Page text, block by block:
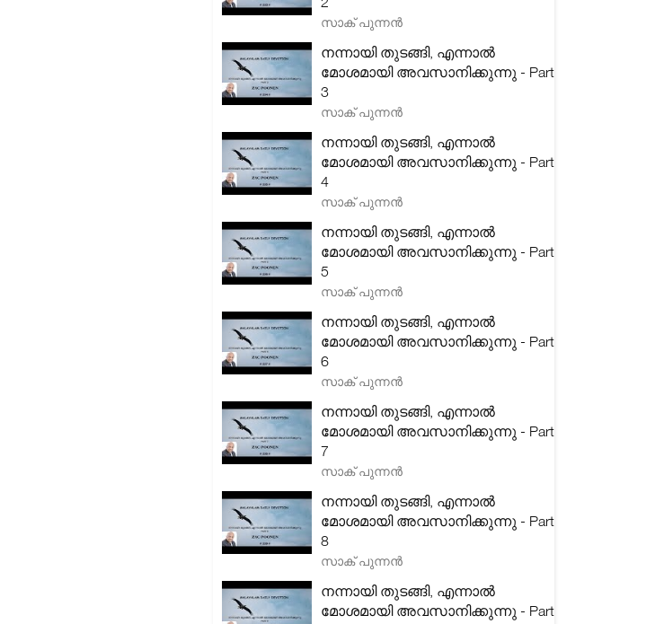
സാക് പുന്നൻ
നന്നായി തുടങ്ങി, എന്നാൽ
മോശമായി അവസാനിക്കുന്നു - Part
3
സാക് പുന്നൻ
നന്നായി തുടങ്ങി, എന്നാൽ
മോശമായി അവസാനിക്കുന്നു - Part
4
സാക് പുന്നൻ
നന്നായി തുടങ്ങി, എന്നാൽ
മോശമായി അവസാനിക്കുന്നു - Part
5
സാക് പുന്നൻ
നന്നായി തുടങ്ങി, എന്നാൽ
മോശമായി അവസാനിക്കുന്നു - Part
6
സാക് പുന്നൻ
നന്നായി തുടങ്ങി, എന്നാൽ
മോശമായി അവസാനിക്കുന്നു - Part
7
സാക് പുന്നൻ
നന്നായി തുടങ്ങി, എന്നാൽ
മോശമായി അവസാനിക്കുന്നു - Part
8
സാക് പുന്നൻ
നന്നായി തുടങ്ങി, എന്നാൽ
മോശമായി അവസാനിക്കുന്നു - Part